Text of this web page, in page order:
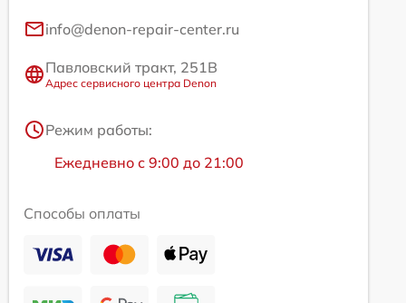
info@denon-repair-center.ru
Павловский тракт, 251В
Адрес сервисного центра Denon
Режим работы:
Ежедневно с 9:00 до 21:00
Способы оплаты